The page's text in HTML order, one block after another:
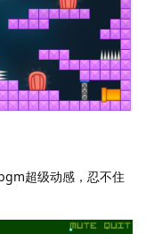
超级动感，忍不住